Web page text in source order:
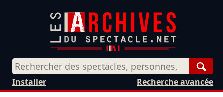
Recherche avancée
Installer